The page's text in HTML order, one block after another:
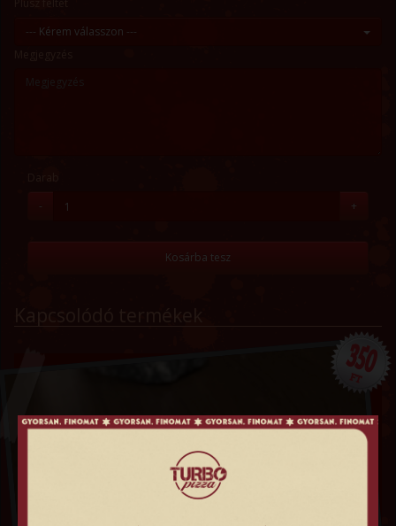
--- Kérem válasszon ---
-
+
Kosárba tesz
350
FT